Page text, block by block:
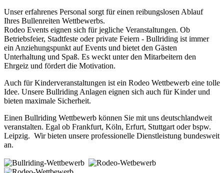
Unser erfahrenes Personal sorgt für einen reibungslosen Ablauf
Ihres Bullenreiten Wettbewerbs.
Rodeo Events eignen sich für jegliche Veranstaltungen. Ob
Betriebsfeier, Stadtfeste oder private Feiern - Bullriding ist immer
ein Anziehungspunkt auf Events und bietet den Gästen
Unterhaltung und Spaß. Es weckt unter den Mitarbeitern den
Ehrgeiz und fördert die Motivation.
Auch für Kinderveranstaltungen ist ein Rodeo Wettbewerb eine tolle
Idee. Unsere Bullriding Anlagen eignen sich auch für Kinder und
bieten maximale Sicherheit.
Einen Bullriding Wettbewerb können Sie mit uns deutschlandweit
veranstalten. Egal ob Frankfurt, Köln, Erfurt, Stuttgart oder bspw.
Leipzig. Wir bieten unsere professionelle Dienstleistung bundesweit
an.